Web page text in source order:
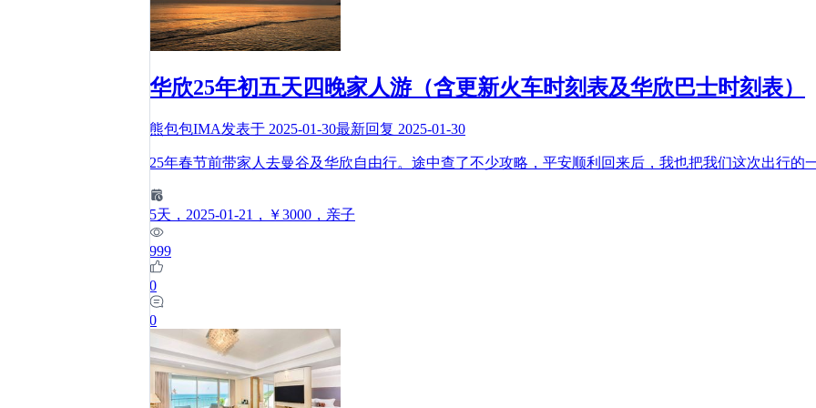
华欣25年初五天四晚家人游（含更新火车时刻表及华欣巴士时刻表）
熊包包IMA发表于 2025-01-30最新回复 2025-01-30
25年春节前带家人去曼谷及华欣自由行。途中查了不少攻略，平安顺利回来后，我也把我们这次出行的
5天 ，2025-01-21 ，￥3000 ，亲子
999
0
0